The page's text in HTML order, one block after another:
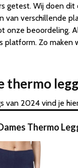
getest. Wij doen
van verschillende
onze beoordeling.
platform. Zo maken
thermo
van 2024 vind je
Thermo